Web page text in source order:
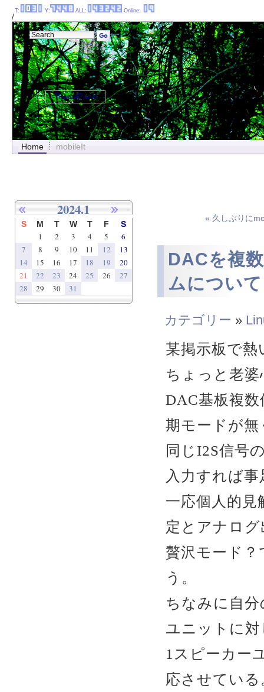
/
Home mobileIt
« 久しぶりに
DACを複
ムについて
カテゴリー »
某掲示板で
ちょっと老
DAC基板複
期モードが無
同じI2S信号
入力すれば
一応個人的
定とアナロ
贅沢モード
う。
ちなみに自
ユニットに
1スピーカー
応させている
2024.1
S M T W T F S
1 2 3 4 5
6
7
8 9 10 11 12
13
14
15 16 17 18 19
20
21
22 23 24 25 26
27
28
29 30 31
T: Y: ALL: Online:
ThemePanel